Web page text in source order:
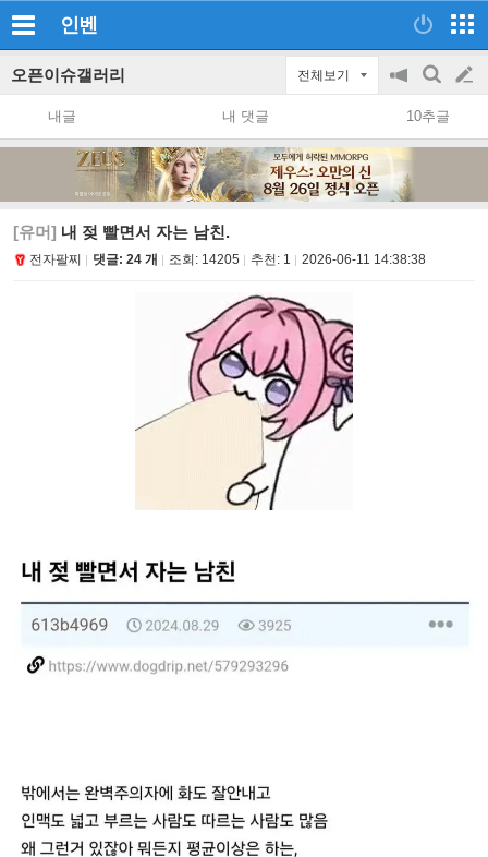
인벤
오픈이슈갤러리 전체보기
공
지
on/off
검
색
글
쓰
내글 내 댓글 10추글
[유머] 내 젖 빨면서 자는 남친.
전자팔찌 댓글: 24 개 조회: 14205 추천: 1 2026-06-11 14:38:38